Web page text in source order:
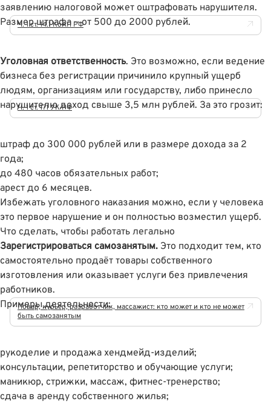
заявлению налоговой может оштрафовать нарушителя.
Размер штрафа — от 500 до 2000 рублей.
Ч. 1 ст. 14.1 КоАП РФ
Уголовная ответственность. Это возможно, если ведение
бизнеса без регистрации причинило крупный ущерб
людям, организациям или государству, либо принесло
нарушителю доход свыше 3,5 млн рублей. За это грозит:
Ч. 1 ст. 171 УК РФ
штраф до 300 000 рублей или в размере дохода за 2
года;
до 480 часов обязательных работ;
арест до 6 месяцев.
Избежать уголовного наказания можно, если у человека
это первое нарушение и он полностью возместил ущерб.
Что сделать, чтобы работать легально
Зарегистрироваться самозанятым. Это подходит тем, кто
самостоятельно продаёт товары собственного
изготовления или оказывает услуги без привлечения
работников.
Примеры деятельности:
Повар, курьер, разработчик, массажист: кто может и кто не может
быть самозанятым
рукоделие и продажа хендмейд-изделий;
консультации, репетиторство и обучающие услуги;
маникюр, стрижки, массаж, фитнес-тренерство;
сдача в аренду собственного жилья;